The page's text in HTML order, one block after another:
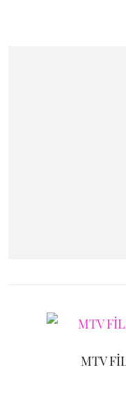
MTV